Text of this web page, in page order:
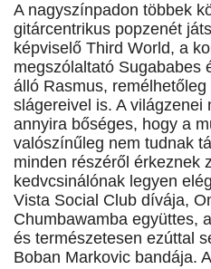
A nagyszínpadon többek
gitárcentrikus popzenét
képviselő Third World, a
megszólaltató Sugababes
álló Rasmus,
slágereivel is. A
annyira bőséges, hogy a
valószínűleg nem tudnak
minden részéről érkeznek
kedvcsinálónak legyen
Vista Social Club dívája,
Chumbawamba együttes,
és természetesen ezúttal
Boban Markovic bandája.